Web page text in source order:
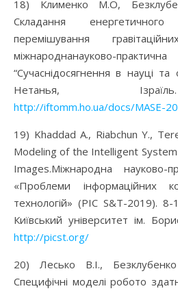
18) Клименко М.О,
Складання
перемішування
міжнароднанауково-
“Сучаснідосягнення в науці та
Нетанья,
http://iftomm.ho.ua/docs/MASE-
19) Khaddad А., Riabchun Y.,
Моdeling of the Intelligent
Images.Міжнародна науково-
«Проблеми інформаційних
технологій» (PIC S&T-2019).
Київський університет ім.
http://picst.org/
20) Лесько В.І.,
Специфічні моделі робото